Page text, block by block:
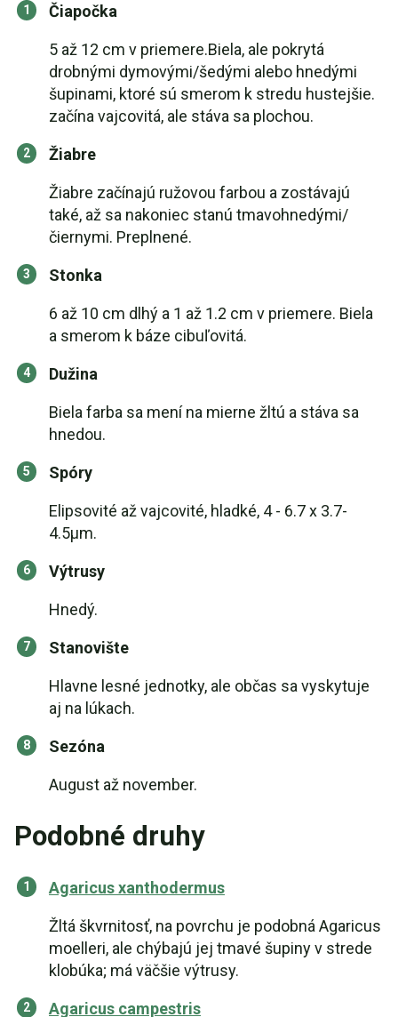
Čiapočka
5 až 12 cm v priemere.Biela, ale pokrytá
drobnými dymovými/šedými alebo hnedými
šupinami, ktoré sú smerom k stredu hustejšie.
začína vajcovitá, ale stáva sa plochou.
Žiabre
Žiabre začínajú ružovou farbou a zostávajú
také, až sa nakoniec stanú tmavohnedými/
čiernymi. Preplnené.
Stonka
6 až 10 cm dlhý a 1 až 1.2 cm v priemere. Biela
a smerom k báze cibuľovitá.
Dužina
Biela farba sa mení na mierne žltú a stáva sa
hnedou.
Spóry
Elipsovité až vajcovité, hladké, 4 - 6.7 x 3.7-
4.5µm.
Výtrusy
Hnedý.
Stanovište
Hlavne lesné jednotky, ale občas sa vyskytuje
aj na lúkach.
Sezóna
August až november.
Podobné druhy
Agaricus xanthodermus
Žltá škvrnitosť, na povrchu je podobná Agaricus
moelleri, ale chýbajú jej tmavé šupiny v strede
klobúka; má väčšie výtrusy.
Agaricus campestris